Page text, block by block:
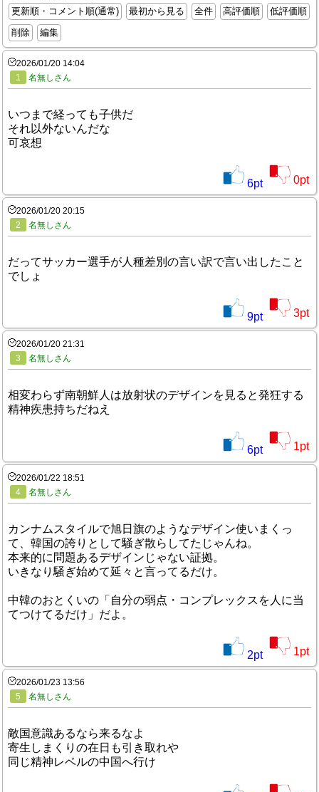
更新順・コメント順(通常)
最初から見る 全件 高評価順
低評価順
削除
編集
2026/01/20 14:04
1
名無しさん
いつまで経っても子供だ
それ以外ないんだな
可哀想
6pt 0pt
2026/01/20 20:15
2
名無しさん
だってサッカー選手が人種差別の言い訳で言い出したこと
でしょ
9pt 3pt
2026/01/20 21:31
3
名無しさん
相変わらず南朝鮮人は放射状のデザインを見ると発狂する
精神疾患持ちだねえ
6pt 1pt
2026/01/22 18:51
4
名無しさん
カンナムスタイルで旭日旗のようなデザイン使いまくっ
て、韓国の誇りとして騒ぎ散らしてたじゃんね。
本来的に問題あるデザインじゃない証拠。
いきなり騒ぎ始めて延々と言ってるだけ。
中韓のおとくいの「自分の弱点・コンプレックスを人に当
てつけてるだけ」だよ。
2pt 1pt
2026/01/23 13:56
5
名無しさん
敵国意識あるなら来るなよ
寄生しまくりの在日も引き取れや
同じ精神レベルの中国へ行け